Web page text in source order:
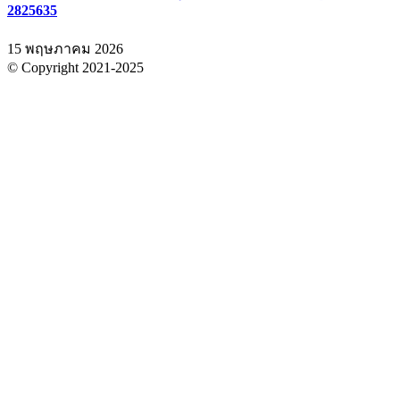
2825635
15 พฤษภาคม 2026
© Copyright 2021-2025